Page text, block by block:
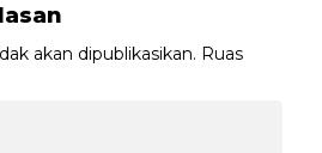
akan dipublikasikan. Ruas